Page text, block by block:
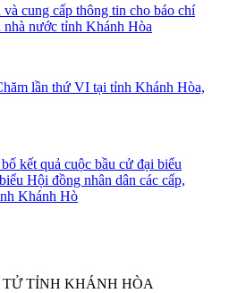
cung cấp thông tin cho báo chí
nhà nước tỉnh Khánh Hòa
lần thứ VI tại tỉnh Khánh Hòa,
kết quả cuộc bầu cử đại biểu
Hội đồng nhân dân các cấp,
Khánh Hò
TỈNH KHÁNH HÒA